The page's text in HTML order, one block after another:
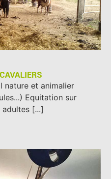
nature et animalier
Equitation sur
[...]